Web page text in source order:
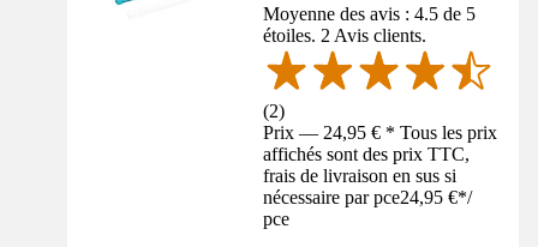
Moyenne des avis : 4.5 de 5
étoiles. 2 Avis clients.
(2)
Prix — 24,95 € * Tous les prix
affichés sont des prix TTC,
frais de livraison en sus si
nécessaire par pce24,95 €*/
pce